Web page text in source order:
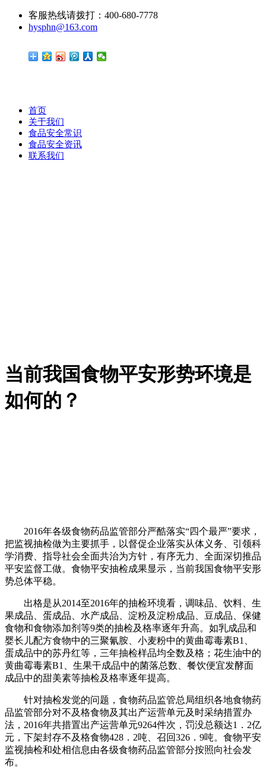
客服热线请拨打：400-680-7778
hysphn@163.com
首页
关于我们
食品安全常识
食品安全资讯
联系我们
当前我国食物平安形势环境是
如何的？
2016年各级食物药品监管部分严酷落实“四个最严”要求，
把监视抽检做为主要抓手，以督促企业落实从体义务、引领科
学消费、指导社会全面共治为方针，有序无力、全面深切推品
平安监督工做。食物平安抽检成果显示，当前我国食物平安形
势总体平稳。
出格是从2014至2016年的抽检环境看，调味品、饮料、生
果成品、蛋成品、水产成品、淀粉及淀粉成品、豆成品、保健
食物和食物添加剂等9类的抽检及格率逐年升高。如乳成品和
婴长儿配方食物中的三聚氰胺、小麦粉中的黄曲霉毒素B1、
蛋成品中的苏丹红等，三年抽检样品均全数及格；花生油中的
黄曲霉毒素B1、生果干成品中的菌落总数、餐饮便宜发酵面
成品中的甜美素等抽检及格率逐年提高。
针对抽检发觉的问题，食物药品监管总局组织各地食物药
品监管部分对不及格食物及其出产运营单元及时采纳措置办
法，2016年共措置出产运营单元9264件次，罚没总额达1．2亿
元，下架封存不及格食物428．2吨、召回326．9吨。食物平安
监视抽检和处相信息由各级食物药品监管部分按照向社会发
布。